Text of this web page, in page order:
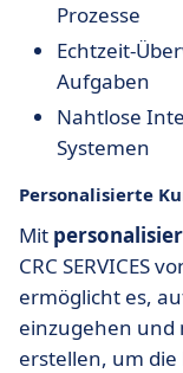
Prozesse
Echtzeit-
Aufgaben
Nahtlose
Systemen
Personalisierte
Mit
CRC SERVICES
ermöglicht es,
einzugehen und
erstellen, um